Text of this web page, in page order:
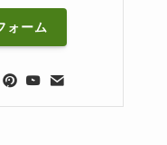
ォーム